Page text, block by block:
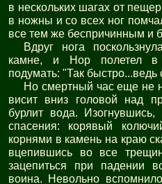
в нескольких шагах от
в ножны и со всех ног
все тем же беспричинным и
Вдруг нога
камне, и Нор полетел в
подумать: "Так быстро...ведь
Но смертный час еще не
висит вниз головой над
бурлит вода.
спасения: корявый
корнями в камень на краю
вцепившись во все
зацепиться при падении
воина. Невольно